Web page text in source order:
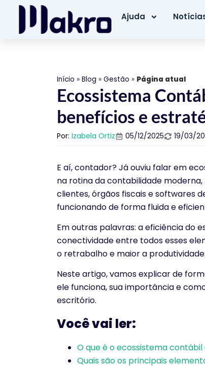
Ajuda
Início » Blog » Gestão » Página atual
Ecossistema
benefícios e
Por: Izabela Ortiz 05/12/2025 19/03/
E aí, contador? Já ouviu falar em
na rotina da contabilidade
clientes, órgãos fiscais e softwares
funcionando de forma fluida e
Em outras palavras: a eficiência do
conectividade entre todos esses
o retrabalho e maior a produtividade.
Neste artigo, vamos explicar de
ele funciona, sua importância e
escritório.
Você vai ler:
O que é o ecossistema
Quais são os principais